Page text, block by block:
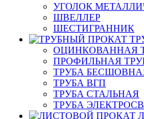
УГОЛОК
ШВЕЛЛЕР
ШЕСТИГРАННИК
ОЦИНКОВАННАЯ
ПРОФИЛЬНАЯ
ТРУБА
ТРУБА ВГП
ТРУБА СТАЛЬНАЯ
ТРУБА